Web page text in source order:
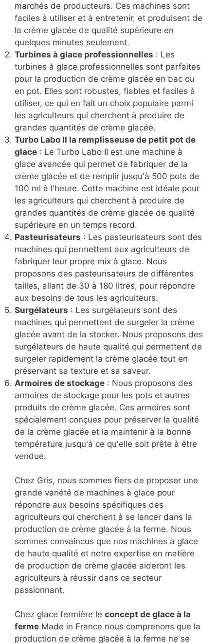
marchés de producteurs. Ces machines sont
faciles à utiliser et à entretenir, et produisent de
la crème glacée de qualité supérieure en
quelques minutes seulement.
Turbines à glace professionnelles : Les
turbines à glace professionnelles sont parfaites
pour la production de crème glacée en bac ou
en pot. Elles sont robustes, fiables et faciles à
utiliser, ce qui en fait un choix populaire parmi
les agriculteurs qui cherchent à produire de
grandes quantités de crème glacée.
Turbo Labo II la remplisseuse de petit pot de
glace : Le Turbo Labo II est une machine à
glace avancée qui permet de fabriquer de la
crème glacée et de remplir jusqu'à 500 pots de
100 ml à l'heure. Cette machine est idéale pour
les agriculteurs qui cherchent à produire de
grandes quantités de crème glacée de qualité
supérieure en un temps record.
Pasteurisateurs : Les pasteurisateurs sont des
machines qui permettent aux agriculteurs de
fabriquer leur propre mix à glace. Nous
proposons des pasteurisateurs de différentes
tailles, allant de 30 à 180 litres, pour répondre
aux besoins de tous les agriculteurs.
Surgélateurs : Les surgélateurs sont des
machines qui permettent de surgeler la crème
glacée avant de la stocker. Nous proposons des
surgélateurs de haute qualité qui permettent de
surgeler rapidement la crème glacée tout en
préservant sa texture et sa saveur.
Armoires de stockage : Nous proposons des
armoires de stockage pour les pots et autres
produits de crème glacée. Ces armoires sont
spécialement conçues pour préserver la qualité
de la crème glacée et la maintenir à la bonne
température jusqu'à ce qu'elle soit prête à être
vendue.
Chez Gris, nous sommes fiers de proposer une
grande variété de machines à glace pour
répondre aux besoins spécifiques des
agriculteurs qui cherchent à se lancer dans la
production de crème glacée à la ferme. Nous
sommes convaincus que nos machines à glace
de haute qualité et notre expertise en matière
de production de crème glacée aideront les
agriculteurs à réussir dans ce secteur
passionnant.
Chez glace fermière le concept de glace à la
ferme Made in France nous comprenons que la
production de crème glacée à la ferme ne se